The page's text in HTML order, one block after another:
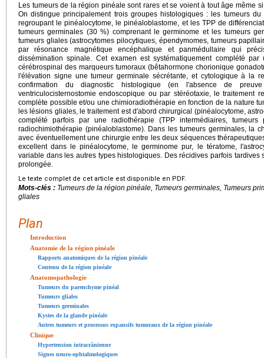
Les tumeurs de la région pinéale sont rares et se voient à tout âge même
On distingue principalement trois groupes histologiques : les tumeurs
regroupant le pinéalocytome, le pinéaloblastome, et les TPP de
tumeurs germinales (30 %) comprenant le germinome et les tumeurs
tumeurs gliales (astrocytomes pilocytiques, épendymomes, tumeurs
par résonance magnétique encéphalique et panmédullaire qui
dissémination spinale. Cet examen est systématiquement complété
cérébrospinal des marqueurs tumoraux (bêtahormone chorionique
l'élévation signe une tumeur germinale sécrétante, et cytologique à la
confirmation du diagnostic histologique (en l'absence de
ventriculocisternostomie endoscopique ou par stéréotaxie, le traitement
complète possible et/ou une chimioradiothérapie en fonction de la nature
les lésions gliales, le traitement est d'abord chirurgical (pinéalocytome,
complété parfois par une radiothérapie (TPP intermédiaires, tumeurs
radiochimiothérapie (pinéaloblastome). Dans les tumeurs germinales, la
avec éventuellement une chirurgie entre les deux séquences
excellent dans le pinéalocytome, le germinome pur, le tératome,
variable dans les autres types histologiques. Des récidives parfois
prolongée.
Le texte complet de cet article est disponible en PDF.
Mots-clés : Tumeurs de la région pinéale, Tumeurs germinales, Tumeurs
gliales
Plan
Introduction
Anatomie de la région pinéale
Rapports anatomiques de la région pinéale
Contenu de la région pinéale
Anatomopathologie
Tumeurs du parenchyme pinéal
Tumeurs gliales
Tumeurs germinales
Kystes de la glande pinéale
Autres tumeurs et processus expansifs tumoraux de la région pinéale
Clinique
Hypertension intracrânienne
Signes neuro-ophtalmologiques